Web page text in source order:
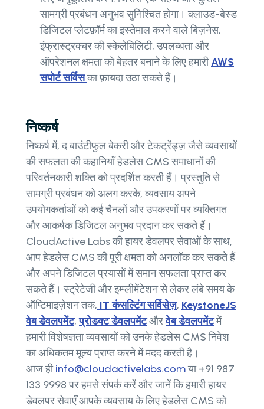
सामग्री प्रबंधन अनुभव सुनिश्चित होगा। क्लाउड-बेस्ड
डिजिटल प्लेटफ़ॉर्म का इस्तेमाल करने वाले बिज़नेस,
इंफ्रास्ट्रक्चर की स्केलेबिलिटी, उपलब्धता और
ऑपरेशनल क्षमता को बेहतर बनाने के लिए हमारीAWS
सपोर्ट सर्विसका फ़ायदा उठा सकते हैं।
निष्कर्ष
निष्कर्ष में, द बाउंटीफुल बेकरी और टेकट्रेंड्ज़ जैसे व्यवसायों
की सफलता की कहानियाँ हेडलेस CMS समाधानों की
परिवर्तनकारी शक्ति को प्रदर्शित करती हैं। प्रस्तुति से
सामग्री प्रबंधन को अलग करके, व्यवसाय अपने
उपयोगकर्ताओं को कई चैनलों और उपकरणों पर व्यक्तिगत
और आकर्षक डिजिटल अनुभव प्रदान कर सकते हैं।
CloudActive Labs की हायर डेवलपर सेवाओं के साथ,
आप हेडलेस CMS की पूरी क्षमता को अनलॉक कर सकते हैं
और अपने डिजिटल प्रयासों में समान सफलता प्राप्त कर
सकते हैं। स्ट्रेटेजी और इम्प्लीमेंटेशन से लेकर लंबे समय के
ऑप्टिमाइज़ेशन तक, IT कंसल्टिंग सर्विसेज़, KeystoneJS
वेब डेवलपमेंट,प्रोडक्ट डेवलपमेंटऔरवेब डेवलपमेंटमें
हमारी विशेषज्ञता व्यवसायों को उनके हेडलेस CMS निवेश
का अधिकतम मूल्य प्राप्त करने में मदद करती है।
आज हीinfo@cloudactivelabs.comया +91 987
133 9998 पर हमसे संपर्क करें और जानें कि हमारी हायर
डेवलपर सेवाएँ आपके व्यवसाय के लिए हेडलेस CMS को